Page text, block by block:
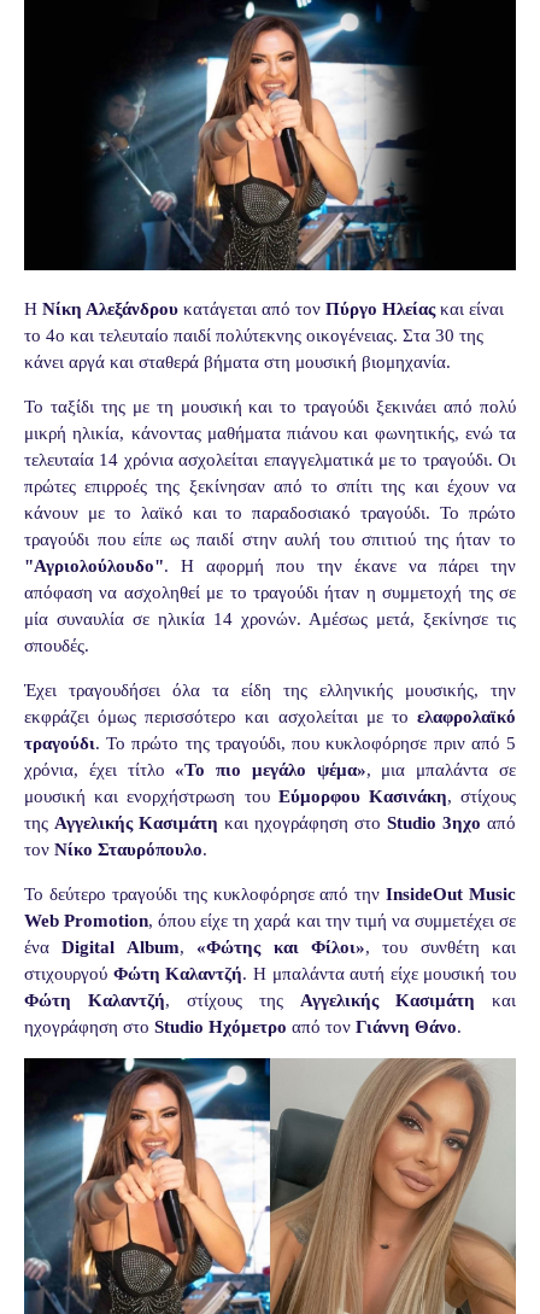
Η Νίκη Αλεξάνδρου κατάγεται από τον Πύργο Ηλείαςκαι είναι
το 4ο και τελευταίο παιδί πολύτεκνης οικογένειας. Στα 30 της
κάνει αργά και σταθερά βήματα στη μουσική βιομηχανία.
Το ταξίδι της με τη μουσική και το τραγούδι ξεκινάει από πολύ
μικρή ηλικία, κάνοντας μαθήματα πιάνου και φωνητικής, ενώ τα
τελευταία 14 χρόνια ασχολείται επαγγελματικά με το τραγούδι. Οι
πρώτες επιρροές της ξεκίνησαν από το σπίτι της και έχουν να
κάνουν με το λαϊκό και το παραδοσιακό τραγούδι. Το πρώτο
τραγούδι που είπε ως παιδί στην αυλή του σπιτιού της ήταν το
"Αγριολούλουδο". Η αφορμή που την έκανε να πάρει την
απόφαση να ασχοληθεί με το τραγούδι ήταν η συμμετοχή της σε
μία συναυλία σε ηλικία 14 χρονών. Αμέσως μετά, ξεκίνησε τις
σπουδές.
Έχει τραγουδήσει όλα τα είδη της ελληνικής μουσικής, την
εκφράζει όμως περισσότερο και ασχολείται με το ελαφρολαϊκό
τραγούδι. Το πρώτο της τραγούδι, που κυκλοφόρησε πριν από 5
χρόνια, έχει τίτλο«Το πιο μεγάλο ψέμα»,
μια μπαλάντα σε
μουσική και ενορχήστρωση του Εύμορφου Κασινάκη, στίχους
της Αγγελικής Κασιμάτη και ηχογράφηση στο Studio 3ηχο από
τον Νίκο Σταυρόπουλο.
Το δεύτερο τραγούδι της κυκλοφόρησε από τηνInsideOut Music
Web Promotion, όπου είχε τη χαρά και την τιμή να συμμετέχει σε
έναDigital Album,«Φώτης και Φίλοι», του συνθέτη και
στιχουργού Φώτη Καλαντζή. Η μπαλάντα αυτή είχε μουσική του
Φώτη Καλαντζή, στίχους της Αγγελικής Κασιμάτη και
ηχογράφηση στο Studio Ηχόμετρο από τον Γιάννη Θάνο.